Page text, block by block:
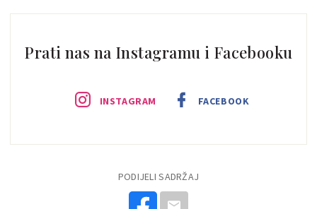
Prati nas na Instagramu i Facebooku
INSTAGRAM FACEBOOK
PODIJELI SADRŽAJ